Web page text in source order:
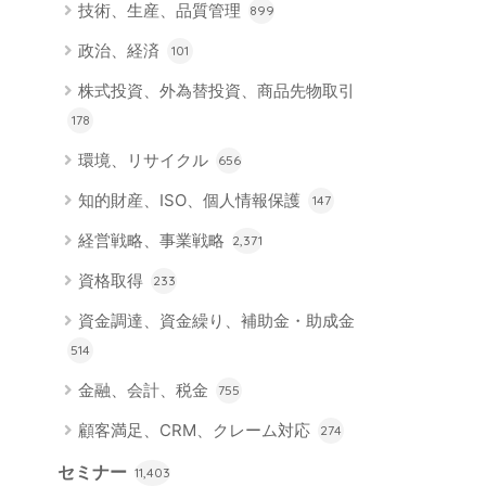
技術、生産、品質管理 899
政治、経済 101
株式投資、外為替投資、商品先物取引
178
環境、リサイクル 656
知的財産、ISO、個人情報保護 147
経営戦略、事業戦略 2,371
資格取得 233
資金調達、資金繰り、補助金・助成金
514
金融、会計、税金 755
顧客満足、CRM、クレーム対応 274
セミナー 11,403